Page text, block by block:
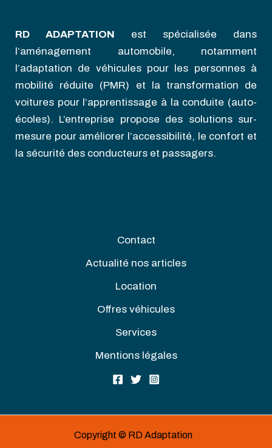
RD ADAPTATION est spécialisée dans
l’aménagement automobile, notamment
l’adaptation de véhicules pour les personnes à
mobilité réduite (PMR) et la transformation de
voitures pour l’apprentissage à la conduite (auto-
écoles). L’entreprise propose des solutions sur-
mesure pour améliorer l’accessibilité, le confort et
la sécurité des conducteurs et passagers.
Contact
Actualité nos articles
Location
Offres véhicules
Services
Mentions légales
Copyright © RD Adaptation